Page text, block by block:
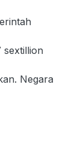
sextillion
Negara